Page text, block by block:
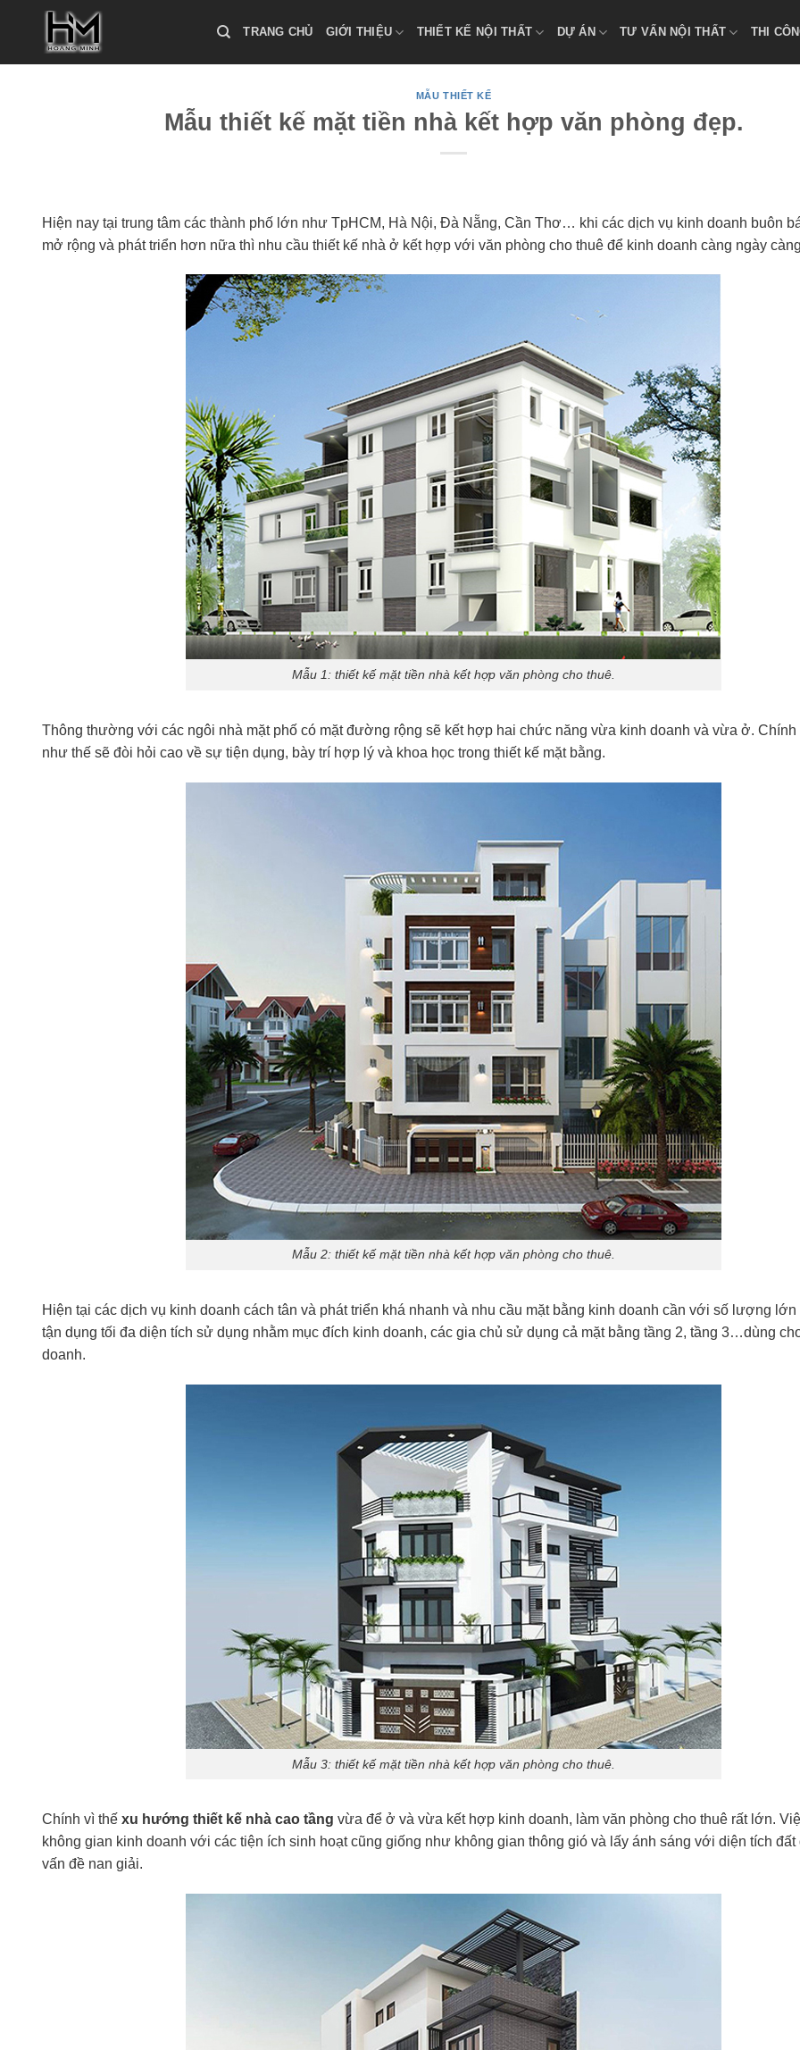
TRANG CHỦ GIỚI THIỆU THIẾT KẾ NỘI THẤT DỰ ÁN TƯ VẤN NỘI THẤT THI
MẪU THIẾT KẾ
Mẫu thiết kế mặt tiền nhà kết hợp văn phòng đẹp.
Hiện nay tại trung tâm các thành phố lớn như TpHCM, Hà Nội, Đà Nẵng, Cần Thơ… khi các dịch vụ kinh doanh buôn
mở rộng và phát triển hơn nữa thì nhu cầu thiết kế nhà ở kết hợp với văn phòng cho thuê để kinh doanh càng ngày
Mẫu 1: thiết kế mặt tiền nhà kết hợp văn phòng cho thuê.
Thông thường với các ngôi nhà mặt phố có mặt đường rộng sẽ kết hợp hai chức năng vừa kinh doanh và vừa ở. Chính
như thế sẽ đòi hỏi cao về sự tiện dụng, bày trí hợp lý và khoa học trong thiết kế mặt bằng.
Mẫu 2: thiết kế mặt tiền nhà kết hợp văn phòng cho thuê.
Hiện tại các dịch vụ kinh doanh cách tân và phát triển khá nhanh và nhu cầu mặt bằng kinh doanh cần với số lượng lớn
tận dụng tối đa diện tích sử dụng nhằm mục đích kinh doanh, các gia chủ sử dụng cả mặt bằng tầng 2, tầng 3…dùng
doanh.
Mẫu 3: thiết kế mặt tiền nhà kết hợp văn phòng cho thuê.
Chính vì thế xu hướng thiết kế nhà cao tầng vừa để ở và vừa kết hợp kinh doanh, làm văn phòng cho thuê rất lớn.
không gian kinh doanh với các tiện ích sinh hoạt cũng giống như không gian thông gió và lấy ánh sáng với diện tích đất
vấn đề nan giải.